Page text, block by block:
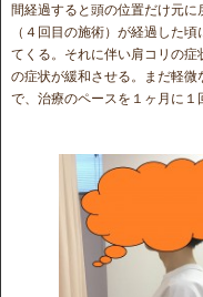
間経過すると頭の位置だけ元
（４回目の施術）が経過した
てくる。それに伴い肩コリの
の症状が緩和させる。まだ軽
で、治療のペースを１ヶ月に１